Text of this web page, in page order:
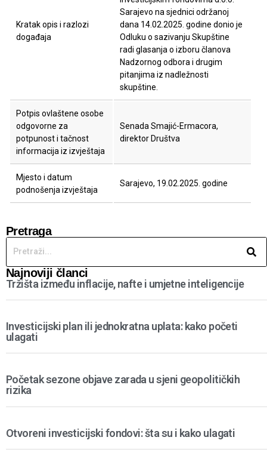
Kratak opis i razlozi
događaja
Sarajevo na sjednici održanoj
dana 14.02.2025. godine donio je
Odluku o sazivanju Skupštine
radi glasanja o izboru članova
Nadzornog odbora i drugim
pitanjima iz nadležnosti
skupštine.
Potpis ovlaštene osobe
odgovorne za
potpunost i tačnost
informacija iz izvještaja
Senada Smajić-Ermacora,
direktor Društva
Mjesto i datum
podnošenja izvještaja
Sarajevo, 19.02.2025. godine
Pretraga
Najnoviji članci
Tržišta između inflacije, nafte i umjetne inteligencije
Investicijski plan ili jednokratna uplata: kako početi
ulagati
Početak sezone objave zarada u sjeni geopolitičkih
rizika
Otvoreni investicijski fondovi: šta su i kako ulagati